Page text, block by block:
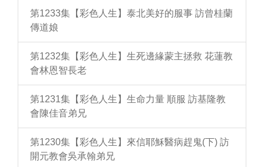
第1233集【彩色人生】泰北美好的服事 訪曾桂蘭
傳道娘
第1232集【彩色人生】生死邊緣蒙主拯救 花蓮教
會林恩智長老
第1231集【彩色人生】生命力量 順服 訪基隆教
會陳佳音弟兄
第1230集【彩色人生】來信耶穌醫病趕鬼(下) 訪
開元教會吳承翰弟兄